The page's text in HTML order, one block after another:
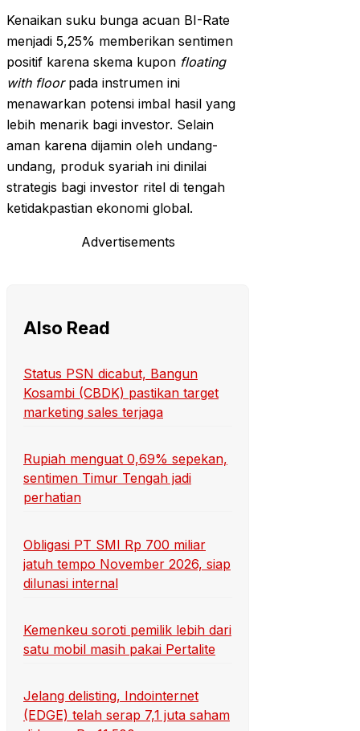
Kenaikan suku bunga acuan BI-Rate
menjadi 5,25% memberikan sentimen
positif karena skema kupon floating
with floorpada instrumen ini
menawarkan potensi imbal hasil yang
lebih menarik bagi investor. Selain
aman karena dijamin oleh undang-
undang, produk syariah ini dinilai
strategis bagi investor ritel di tengah
ketidakpastian ekonomi global.
Advertisements
Also Read
Status PSN dicabut, Bangun
Kosambi (CBDK) pastikan target
marketing sales terjaga
Rupiah menguat 0,69% sepekan,
sentimen Timur Tengah jadi
perhatian
Obligasi PT SMI Rp 700 miliar
jatuh tempo November 2026, siap
dilunasi internal
Kemenkeu soroti pemilik lebih dari
satu mobil masih pakai Pertalite
Jelang delisting, Indointernet
(EDGE) telah serap 7,1 juta saham